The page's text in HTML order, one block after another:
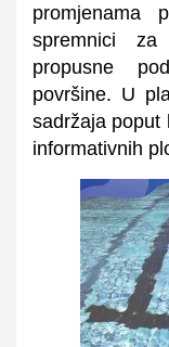
promjenama
spremnici za
propusne
površine. U
sadržaja poput
informativnih